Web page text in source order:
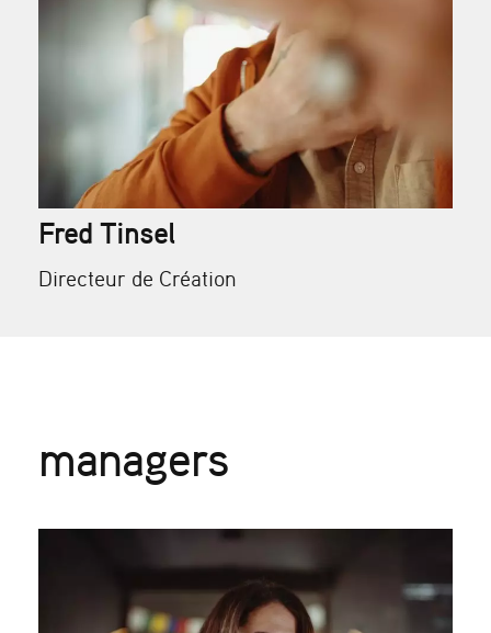
Fred Tinsel
Directeur de Création
managers